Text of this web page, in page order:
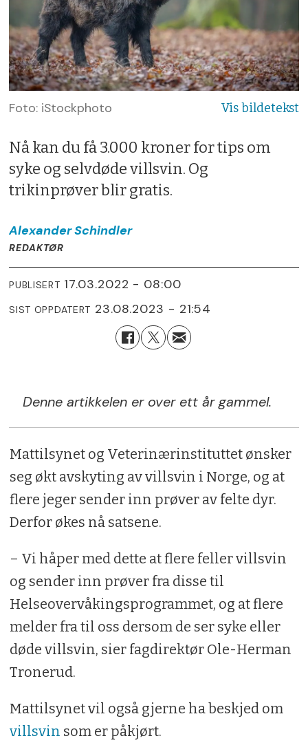
Foto: iStockphoto
Nå kan du få 3.000 kroner for tips om
syke og selvdøde villsvin. Og
trikinprøver blir gratis.
AlexanderSchindler
REDAKTØR
PUBLISERT 17.03.2022 - 08:00
SIST OPPDATERT 23.08.2023 - 21:54
Denne artikkelen er over ett år gammel.
Mattilsynet og Veterinærinstituttet ønsker
seg økt avskyting av villsvin i Norge, og at
flere jeger sender inn prøver av felte dyr.
Derfor økes nå satsene.
– Vi håper med dette at flere feller villsvin
og sender inn prøver fra disse til
Helseovervåkingsprogrammet, og at flere
melder fra til oss dersom de ser syke eller
døde villsvin, sier fagdirektør Ole-Herman
Tronerud.
Mattilsynet vil også gjerne ha beskjed om
villsvin som er påkjørt.